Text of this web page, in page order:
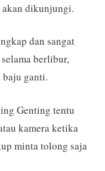
akan dikunjungi.
dan sangat
berlibur,
baju ganti.
Genting tentu
kamera ketika
minta tolong saja